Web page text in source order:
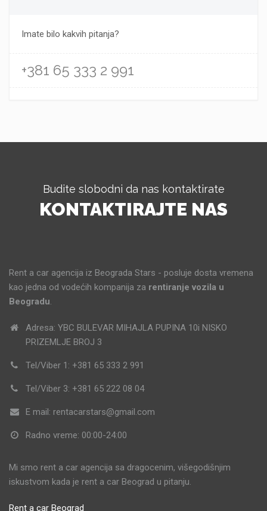
Imate bilo kakvih pitanja?
+381 65 333 2 991
Budite slobodni da nas kontaktirate
KONTAKTIRAJTE NAS
Rent a car agencija iz Beograda Stars - posluje dosta vremena
kao jedna od vodećih kompanija za rentiranje vozila u
Beogradu.
Adresa: YBC BULEVAR MIHAJLA PUPINA 10i NISKO
PRIZEMLJE BROJ 3
Tel/Viber 1: +381 65 333 2 991
Tel/Viber 3: +381 65 222 08 04
E mail: rentacarstars@gmail.com
Radno vreme: 00:00-24:00
Mi smo rent a car agencija sa dragocenim, višegodišnjim
iskustvom kada je rent a car Beograd u pitanju.
Rent a car Beograd